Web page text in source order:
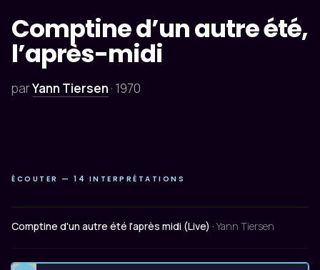
Comptine d’un autre été,
l’après-midi
parYann Tiersen · 1970
ÉCOUTER — 14 INTERPRÉTATIONS
Comptine d'un autre été l'après midi (Live) · Yann Tiersen